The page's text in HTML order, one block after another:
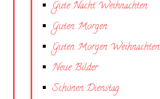
Gute Nacht Weihnachten
Guten Morgen
Guten Morgen Weihnachten
Neue Bilder
Schönen Dienstag